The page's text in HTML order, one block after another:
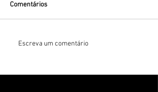
Comentários
Escreva um comentário